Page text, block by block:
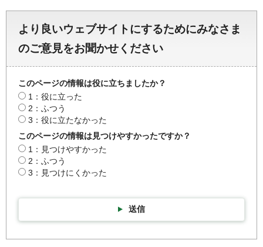
より良いウェブサイトにするためにみなさま
のご意見をお聞かせください
このページの情報は役に立ちましたか？
1：役に立った
2：ふつう
3：役に立たなかった
このページの情報は見つけやすかったですか？
1：見つけやすかった
2：ふつう
3：見つけにくかった
送信